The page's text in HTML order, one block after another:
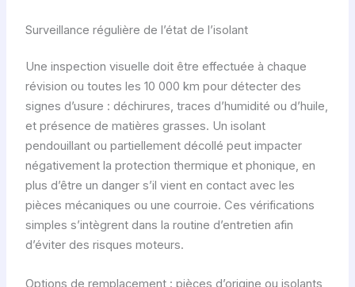
Surveillance régulière de l’état de l’isolant
Une inspection visuelle doit être effectuée à chaque
révision ou toutes les 10 000 km pour détecter des
signes d’usure : déchirures, traces d’humidité ou d’huile,
et présence de matières grasses. Un isolant
pendouillant ou partiellement décollé peut impacter
négativement la protection thermique et phonique, en
plus d’être un danger s’il vient en contact avec les
pièces mécaniques ou une courroie. Ces vérifications
simples s’intègrent dans la routine d’entretien afin
d’éviter des risques moteurs.
Options de remplacement : pièces d’origine ou isolants